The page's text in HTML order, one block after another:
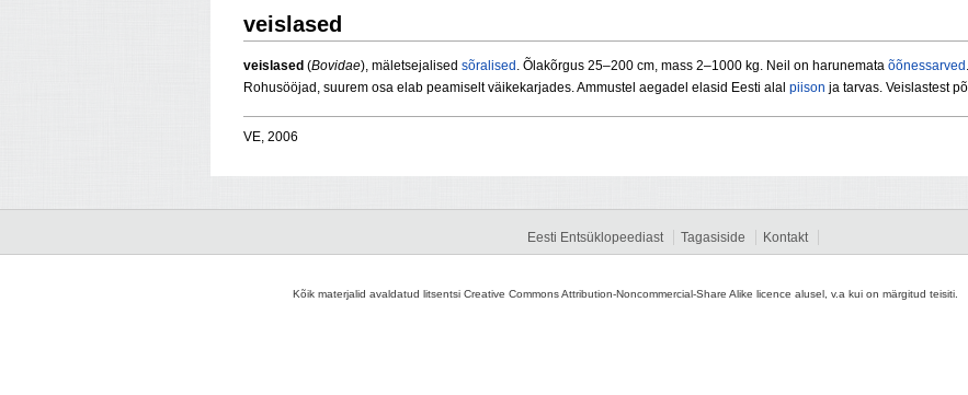
veislased
veislased (Bovidae), mäletsejalised sõralised . Õlakõrgus 25–200 cm, mass 2–1000 kg. Neil on harunemata õõnessarved
Rohusööjad, suurem osa elab peamiselt väikekarjades. Ammustel aegadel elasid Eesti alal piison ja tarvas. Veislastest
VE, 2006
Eesti Entsüklopeediast Tagasiside Kontakt
Kõik materjalid avaldatud litsentsi Creative Commons Attribution-Noncommercial-Share Alike licence alusel, v.a kui on märgitud teisiti.